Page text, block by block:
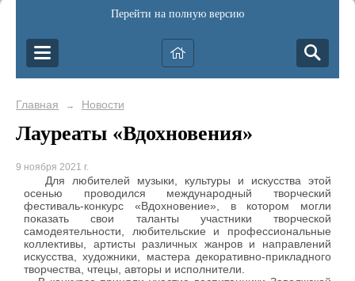
Перейти на полную версию
Главная → Новости
Лауреаты «Вдохновения»
9 ноября 2021 г.
Для любителей музыки, культуры и искусства этой
осенью проводился международный творческий
фестиваль-конкурс «Вдохновение», в котором могли
показать свои таланты участники творческой
самодеятельности, любительские и профессиональные
коллективы, артисты различных жанров и направлений
искусства, художники, мастера декоративно-прикладного
творчества, чтецы, авторы и исполнители.